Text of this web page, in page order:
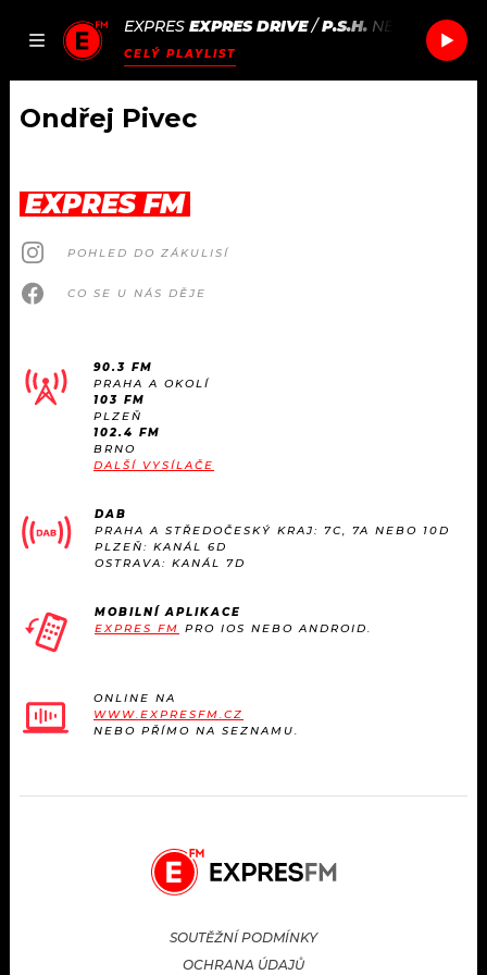
JAK
SEZNAM.CZ
EXPRES EXPRES DRIVE/P.S.H. NEKDO JINEJ
CELÝ PLAYLIST
DOMŮ
ČLÁNKY
AKTUÁLNĚ
ROZHOVORY
#NEBUDUDOMA
KVÍZY
TRENDY
KULTURA
PODCASTY
RÁDIO
APLIKACE
PROGRAM
PLAYLIST
JAK NALADIT
SOUTĚŽE
Ondřej Pivec
EXPRES FM
POHLED DO ZÁKULISÍ
CO SE U NÁS DĚJE
90.3 FM
PRAHA A OKOLÍ
103 FM
PLZEŇ
102.4 FM
BRNO
DALŠÍ VYSÍLAČE
DAB
PRAHA A STŘEDOČESKÝ KRAJ: 7C, 7A NEBO 10D
PLZEŇ: KANÁL 6D
OSTRAVA: KANÁL 7D
MOBILNÍ APLIKACE
EXPRES FM PRO IOS NEBO ANDROID.
ONLINE NA
WWW.EXPRESFM.CZ
NEBO PŘÍMO NA SEZNAMU.
SOUTĚŽNÍ PODMÍNKY
OCHRANA ÚDAJŮ